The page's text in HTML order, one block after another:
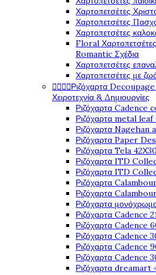
Χαρτοπετσέτες
Χαρτοπετσέτες
Χαρτοπετσέτες
Floral
Romantic Σχέδια
Χαρτοπετσέτες
Χαρτοπετσέτες με
Ριζόχαρτα
Χειροτεχνία & Δημιουργίες
Ριζόχαρτα Cadence
Ριζόχαρτα metal leaf
Ριζόχαρτα Nagehan
Ριζόχαρτα Paper
Ριζόχαρτα Tela
Ριζόχαρτα ITD
Ριζόχαρτα ITD
Ριζόχαρτα
Ριζόχαρτα
Ριζόχαρτα
Ριζόχαρτα Cadence
Ριζόχαρτα Cadence
Ριζόχαρτα Cadence
Ριζόχαρτα Cadence
Ριζόχαρτα Cadence
Ριζόχαρτα dreamart